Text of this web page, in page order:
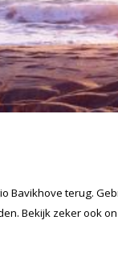
Bavikhoveterug.
Bekijk zeker ook